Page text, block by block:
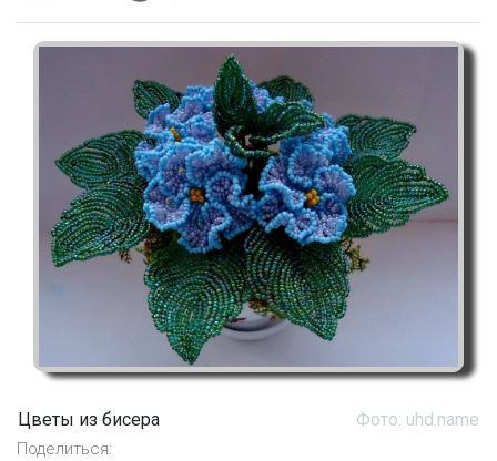
Цветы из бисера Фото: uhd.name
Поделиться: